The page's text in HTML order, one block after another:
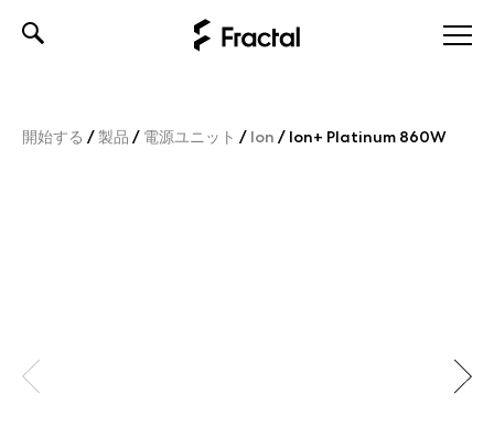
開始する /製品 / 電源ユニット / Ion / Ion+ Platinum 860W